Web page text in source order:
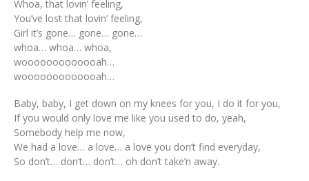
Whoa, that lovin’ feeling,
You’ve lost that lovin’ feeling,
Girl it’s gone… gone… gone…
whoa… whoa… whoa,
wooooooooooooah…
wooooooooooooah…
Baby, baby, I get down on my knees for you, I do it for you,
If you would only love me like you used to do, yeah,
Somebody help me now,
We had a love… a love… a love you don’t find everyday,
So don’t… don’t… don’t… oh don’t take’n away.